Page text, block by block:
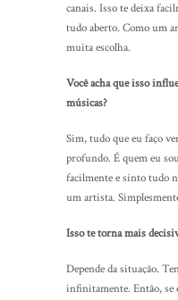
canais. Isso te deixa
tudo aberto. Como um
muita escolha.
Você acha que isso
músicas?
Sim, tudo que eu faço
profundo. É quem eu
facilmente e sinto tudo
um artista.
Isso te torna mais
Depende da situação.
infinitamente. Então, se